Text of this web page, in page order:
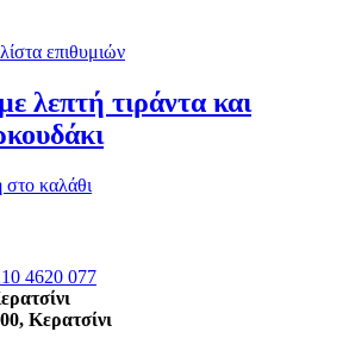
επιθυμιών
λεπτή τιράντα και
καλάθι
4620 077
Κερατσίνι